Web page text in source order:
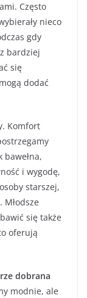
Często
nieco
gdy
bardziej
się
dodać
Komfort
i wygodę,
starszej,
się także
oferują
dobrana
modnie, ale